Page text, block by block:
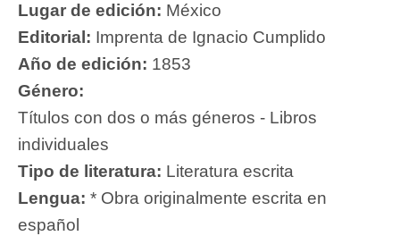
Lugar de edición: México
Editorial: Imprenta de Ignacio Cumplido
Año de edición: 1853
Género:
Títulos con dos o más géneros - Libros
individuales
Tipo de literatura: Literatura escrita
Lengua: * Obra originalmente escrita en
español